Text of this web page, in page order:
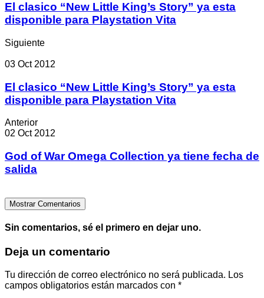
El clasico “New Little King’s Story” ya esta
disponible para Playstation Vita
Siguiente
03 Oct 2012
El clasico “New Little King’s Story” ya esta
disponible para Playstation Vita
Anterior
02 Oct 2012
God of War Omega Collection ya tiene fecha de
salida
Mostrar Comentarios
Sin comentarios, sé el primero en dejar uno.
Deja un comentario
Tu dirección de correo electrónico no será publicada. Los
campos obligatorios están marcados con *